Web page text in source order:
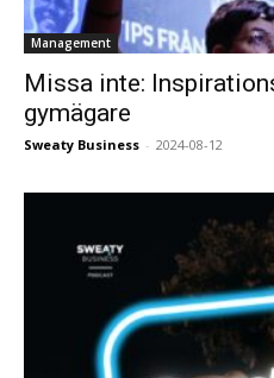
Management
Missa inte:
gymägare
Sweaty Business - 2024-08-12